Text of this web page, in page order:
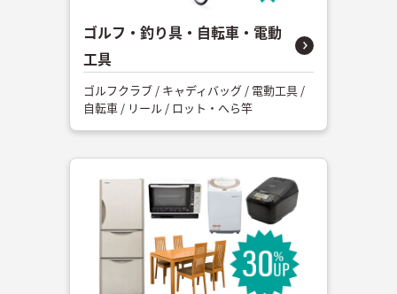
ゴルフ・釣り具・自転車・電動
工具
ゴルフクラブ / キャディバッグ / 電動工具 /
自転車 / リール / ロット・へら竿